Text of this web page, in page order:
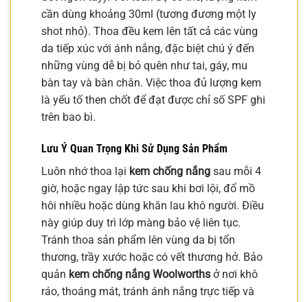
cần dùng khoảng 30ml (tương đương một ly
shot nhỏ). Thoa đều kem lên tất cả các vùng
da tiếp xúc với ánh nắng, đặc biệt chú ý đến
những vùng dễ bị bỏ quên như tai, gáy, mu
bàn tay và bàn chân. Việc thoa đủ lượng kem
là yếu tố then chốt để đạt được chỉ số SPF ghi
trên bao bì.
Lưu Ý Quan Trọng Khi Sử Dụng Sản Phẩm
Luôn nhớ thoa lại kem chống nắng sau mỗi 4
giờ, hoặc ngay lập tức sau khi bơi lội, đổ mồ
hôi nhiều hoặc dùng khăn lau khô người. Điều
này giúp duy trì lớp màng bảo vệ liên tục.
Tránh thoa sản phẩm lên vùng da bị tổn
thương, trầy xước hoặc có vết thương hở. Bảo
quản kem chống nắng Woolworths ở nơi khô
ráo, thoáng mát, tránh ánh nắng trực tiếp và